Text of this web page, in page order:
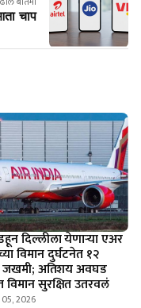
चाप
दिल्लीला येणाऱ्या एअर
विमान दुर्घटनेत १२
जखमी; अतिशय अवघड
विमान सुरक्षित उतरवलं
2026